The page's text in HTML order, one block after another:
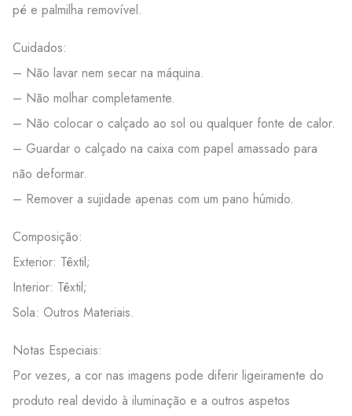
pé e palmilha removível.
Cuidados:
– Não lavar nem secar na máquina.
– Não molhar completamente.
– Não colocar o calçado ao sol ou qualquer fonte de calor.
– Guardar o calçado na caixa com papel amassado para
não deformar.
– Remover a sujidade apenas com um pano húmido.
Composição:
Exterior: Têxtil;
Interior: Têxtil;
Sola: Outros Materiais.
Notas Especiais:
Por vezes, a cor nas imagens pode diferir ligeiramente do
produto real devido à iluminação e a outros aspetos